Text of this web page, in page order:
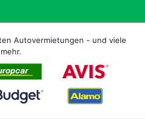
Autovermietungen - und viele
mehr.